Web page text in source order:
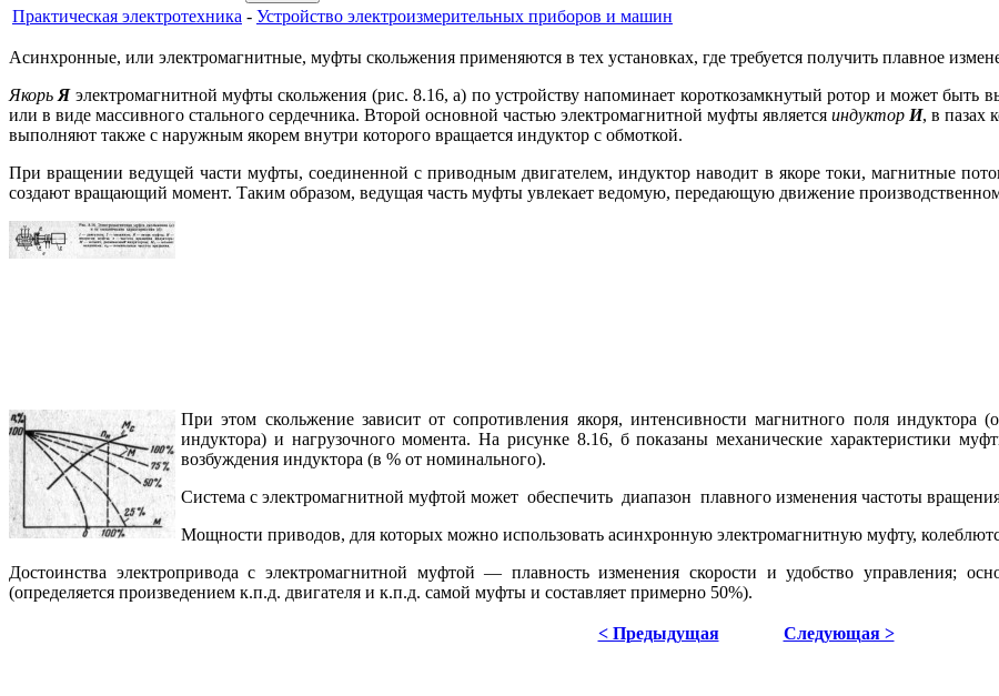
Практическая электротехника - Устройство электроизмерительных приборов и машин
Асинхронные, или электромагнитные, муфты скольжения применяются в тех установках, где требуется получить плавное
Якорь Яэлектромагнитной муфты скольжения (рис. 8.16, а) по устройству напоминает короткозамкнутый ротор и может быть
или в виде массивного стального сердечника. Второй основной частью электромагнитной муфты является индуктор И, в пазах
выполняют также с наружным якорем внутри которого вращается индуктор с обмоткой.
При вращении ведущей части муфты, соединенной с приводным двигателем, индуктор наводит в якоре токи, магнитные
создают вращающий момент. Таким образом, ведущая часть муфты увлекает ведомую, передающую движение
При этом скольжение зависит от сопротивления якоря, интенсивности магнитного поля индуктора
индуктора) и нагрузочного момента. На рисунке 8.16, б показаны механические характеристики
возбуждения индуктора (в % от номинального).
Система с электромагнитной муфтой может обеспечить диапазон плавного изменения частоты
Мощности приводов, для которых можно использовать асинхронную электромагнитную муфту,
Достоинства электропривода с электромагнитной муфтой — плавность изменения скорости и удобство управления;
(определяется произведением к.п.д. двигателя и к.п.д. самой муфты и составляет примерно 50%).
< Предыдущая Следующая >